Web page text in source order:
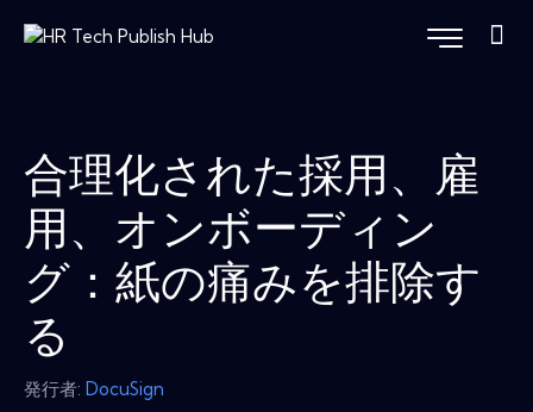
合理化された採用、雇
用、オンボーディン
グ：紙の痛みを排除す
る
発行者: DocuSign